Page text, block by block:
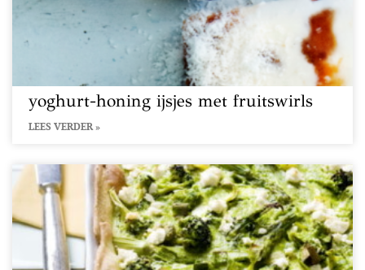
yoghurt-honing ijsjes met fruitswirls
LEES VERDER »